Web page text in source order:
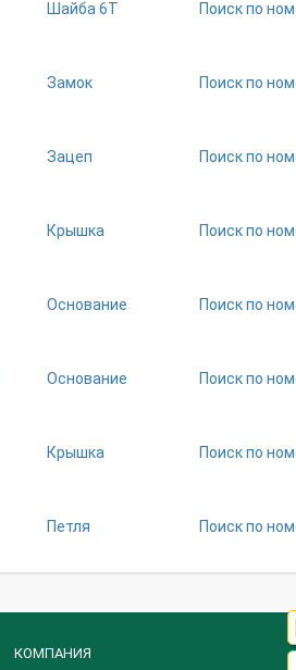
Шайба 6Т Поиск по
Замок Поиск по
Зацеп Поиск по
Крышка Поиск по
Основание Поиск по
Основание Поиск по
Крышка Поиск по
Петля Поиск по
КОМПАНИЯ